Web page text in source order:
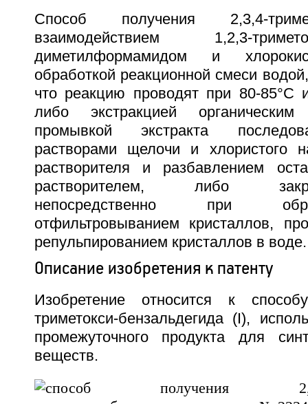
Способ получения 2,3,4-
взаимодействием 1,2,3-
диметилформамидом и
обработкой реакционной смеси
что реакцию проводят при 80-85°С
либо экстракцией
промывкой экстракта
растворами щелочи и хлористого
растворителя и разбавлением
растворителем, либо
непосредственно при
отфильтровыванием кристаллов,
репульпированием кристаллов в воде.
Описание изобретения к патенту
Изобретение относится к
триметокси-бензальдегида (I),
промежуточного продукта для
веществ.